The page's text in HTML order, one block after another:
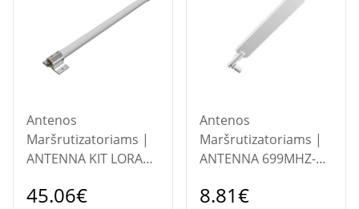
Antenos
Maršrutizatoriams |
ANTENNA KIT LORA
ANTENNA MIKROTIK
45.06€
Antenos
Maršrutizatoriams |
ANTENNA 699MHZ-
LTE/LORA/HGO-LTE-W
8.81€